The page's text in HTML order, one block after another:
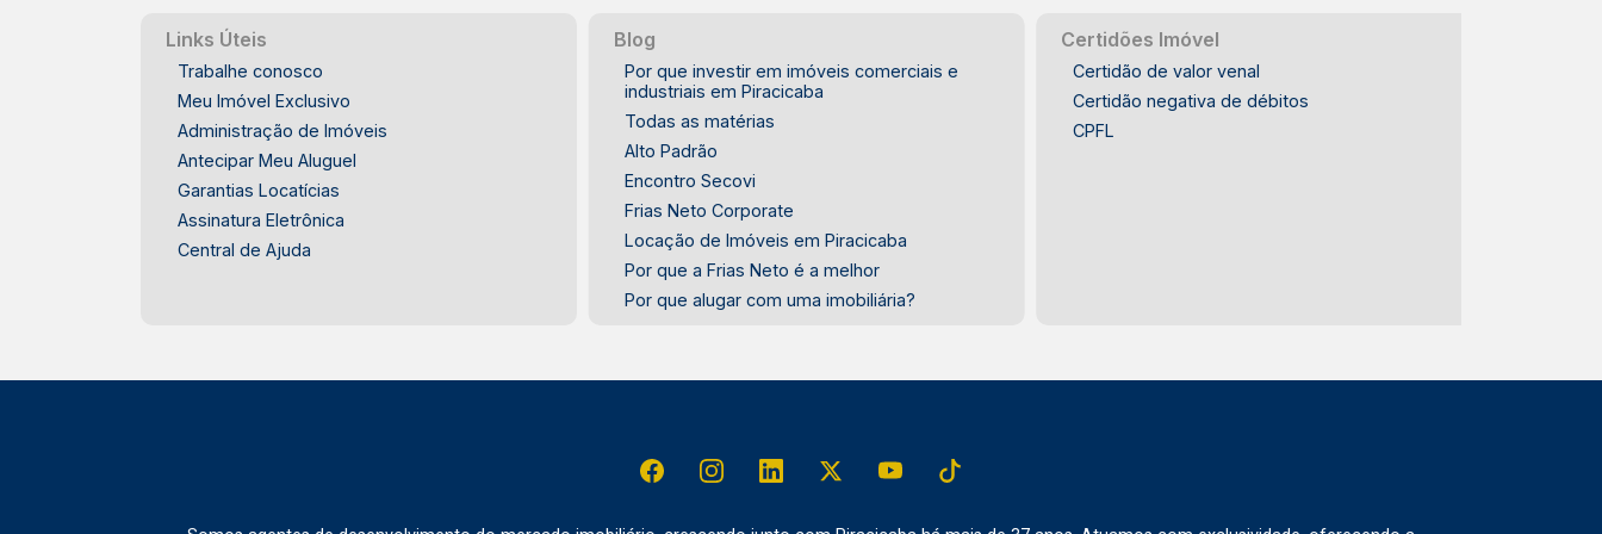
Excelente mobilidade para diferentes
regiões de Piracicaba IDEAL PARA -
Estudantes - Profissionais que
moram sozinhas - Casais que buscam
praticidade - Quem deseja morar
próximo à Santa Casa - Quem procura
um apartamento funcional no bairro Alto
Este apartamento combina praticidade,
de Imóveis, mais de 37 anos no
buscam um imóvel novo - Pequenas
famílias - Pessoas que valorizam um
espaço externo privativo -
Profissionais que procuram praticidade
no dia a dia - Quem deseja morar em
um condomínio com opções de lazer
Uma excelente oportunidade para morar
em um apartamento novo no bairro Dois
Córregos, unindo conforto,
funcionalidade e qualidade de vida em
imobiliário de Piracicaba. Agende sua
Links Úteis
Trabalhe conosco
Meu Imóvel Exclusivo
Administração de Imóveis
Antecipar Meu Aluguel
Garantias Locatícias
Assinatura Eletrônica
Central de Ajuda
Blog
Por que investir em imóveis comerciais e
industriais em Piracicaba
Todas as matérias
Alto Padrão
Encontro Secovi
Frias Neto Corporate
Locação de Imóveis em Piracicaba
Por que a Frias Neto é a melhor
Por que alugar com uma imobiliária?
Certidões Imóvel
Certidão de valor venal
Certidão negativa de débitos
CPFL